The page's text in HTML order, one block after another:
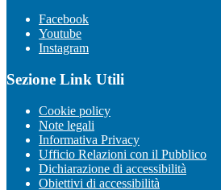
Facebook
Youtube
Instagram
Sezione Link Utili
Cookie policy
Note legali
Informativa Privacy
Ufficio Relazioni con il Pubblico
Dichiarazione di accessibilità
Obiettivi di accessibilità